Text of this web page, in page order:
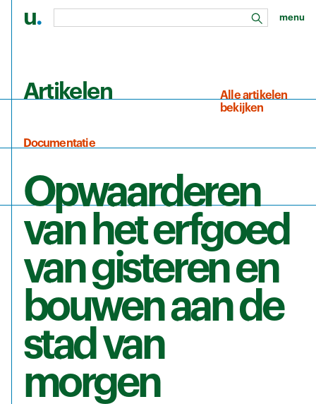
u. zoeken
menu
Artikelen
Alle artikelen
bekijken
Documentatie
Opwaarderen
van het erfgoed
van gisteren en
bouwen aan de
stad van
morgen